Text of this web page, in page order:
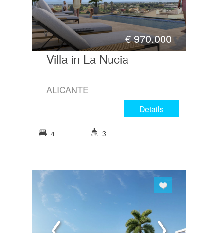
€970.000
Villa in La Nucia
ALICANTE
Details
4 3